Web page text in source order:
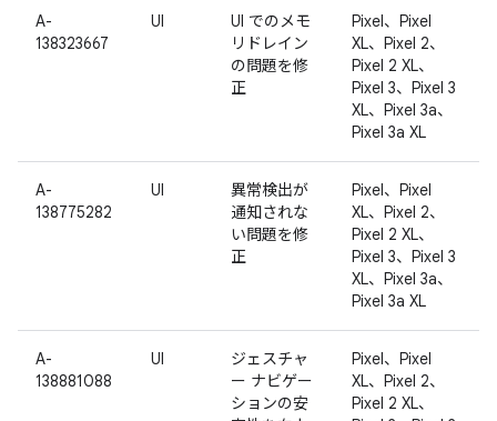
A-
138323667
UI
UI でのメモ
リドレイン
の問題を修
正
Pixel、Pixel
XL、Pixel 2、
Pixel 2 XL、
Pixel 3、Pixel 3
XL、Pixel 3a、
Pixel 3a XL
A-
138775282
UI
異常検出が
通知されな
い問題を修
正
Pixel、Pixel
XL、Pixel 2、
Pixel 2 XL、
Pixel 3、Pixel 3
XL、Pixel 3a、
Pixel 3a XL
A-
138881088
UI
ジェスチャ
ー ナビゲー
ションの安
Pixel、Pixel
XL、Pixel 2、
Pixel 2 XL、